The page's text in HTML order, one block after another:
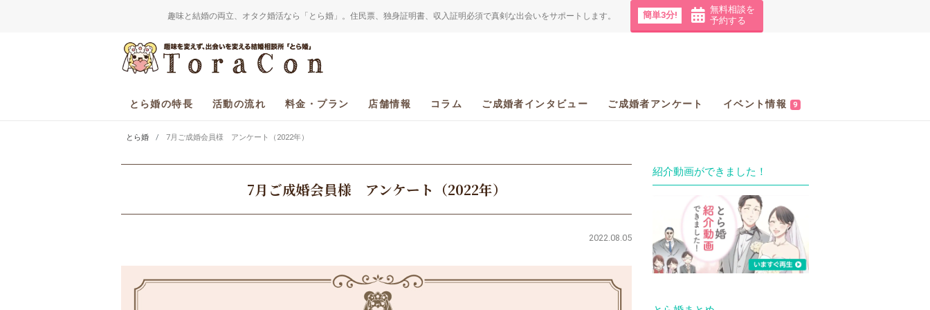
趣味と結婚の両立、オタク婚活なら「とら婚」。住民票、独身証明書、収入証明必須で真剣な出会いをサポートします。 簡単3分!
無料相談を
予約する
とら婚の特長 活動の流れ 料金・プラン 店舗情報 コラム ご成婚者インタビュー ご成婚者アンケート イベント情報 9
とら婚 7月ご成婚会員様 アンケート（2022年）
7月ご成婚会員様 アンケート（2022年）
2022.08.05
紹介動画ができました！